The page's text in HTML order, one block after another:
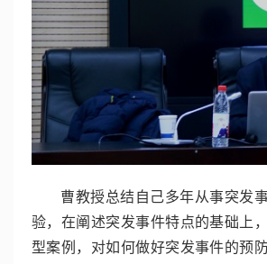
曹教授总结自己多年从事突发
验，在阐述突发事件特点的基础上
型案例，对如何做好突发事件的预